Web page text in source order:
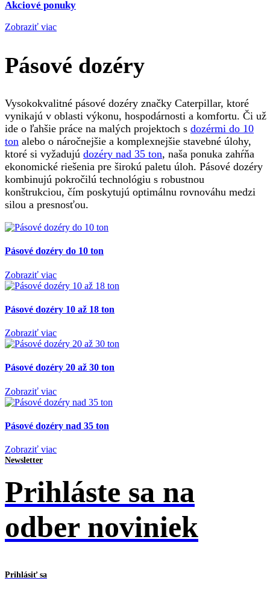
Akciové ponuky
Zobraziť viac
Pásové dozéry
Vysokokvalitné pásové dozéry značky Caterpillar, ktoré
vynikajú v oblasti výkonu, hospodárnosti a komfortu. Či už
ide o ľahšie práce na malých projektoch s dozérmi do 10
ton alebo o náročnejšie a komplexnejšie stavebné úlohy,
ktoré si vyžadujú dozéry nad 35 ton, naša ponuka zahŕňa
ekonomické riešenia pre širokú paletu úloh. Pásové dozéry
kombinujú pokročilú technológiu s robustnou
konštrukciou, čím poskytujú optimálnu rovnováhu medzi
silou a presnosťou.
Pásové dozéry do 10 ton
Zobraziť viac
Pásové dozéry 10 až 18 ton
Zobraziť viac
Pásové dozéry 20 až 30 ton
Zobraziť viac
Pásové dozéry nad 35 ton
Zobraziť viac
Newsletter
Prihláste sa na
odber noviniek
Prihlásiť sa